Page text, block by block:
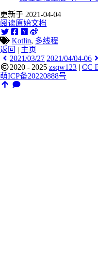
更新于 2021-04-04
阅读原始文档
Kotlin, 多线程
返回 | 主页
2021/03/27 2021/04/04-06
2020 - 2025 zsqw123 | CC
萌ICP备20220888号